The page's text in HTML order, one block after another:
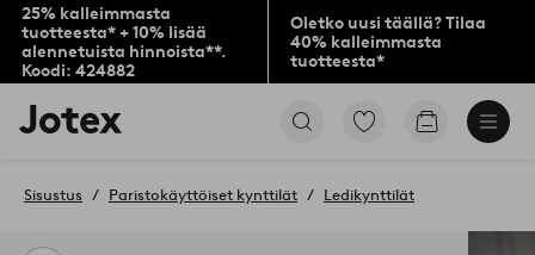
25% kalleimmasta
tuotteesta* + 10% lisää
alennetuista hinnoista**.
Koodi: 424882
Oletko uusi täällä? Tilaa
40% kalleimmasta
tuotteesta*
Jotex-
logo
aloitussivulle
Siirry
Siirry
Sisustus Paristokäyttöiset kynttilät Ledikynttilät